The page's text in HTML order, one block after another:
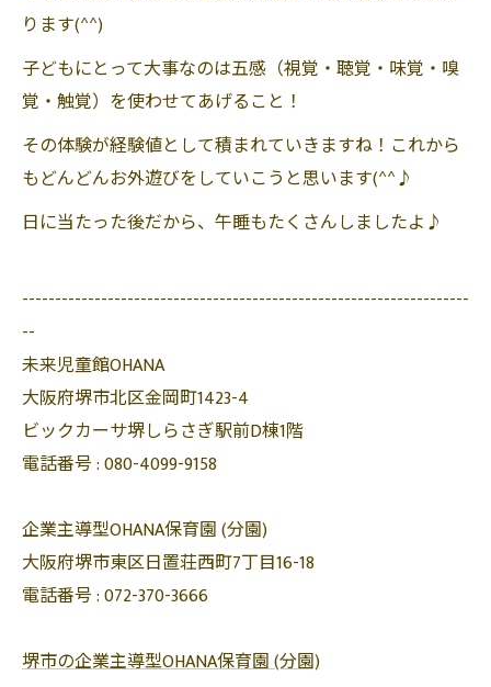
ります(^^)
子どもにとって大事なのは五感（視覚・聴覚・味覚・嗅
覚・触覚）を使わせてあげること！
その体験が経験値として積まれていきますね！これから
もどんどんお外遊びをしていこうと思います(^^♪
日に当たった後だから、午睡もたくさんしましたよ♪
--------------------------------------------------------------------
--
未来児童館OHANA
大阪府堺市北区金岡町1423-4
ビックカーサ堺しらさぎ駅前D棟1階
電話番号 :080-4099-9158
企業主導型OHANA保育園 (分園)
大阪府堺市東区日置荘西町7丁目16-18
電話番号 :072-370-3666
堺市の企業主導型OHANA保育園 (分園)